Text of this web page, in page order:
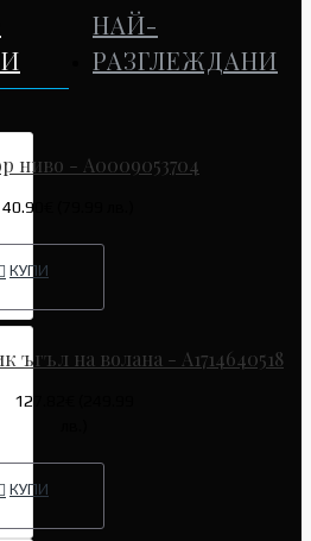
НАЙ-
РАЗГЛЕЖДАНИ
ниво - A0009053704
40.90€ (79.99 лв.)
КУПИ
ъгъл на волана - A1714640518
127.82€ (249.99
КУПИ